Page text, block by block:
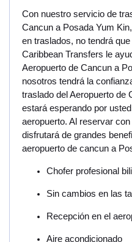
Con nuestro servicio de
Cancun a Posada Yum
en traslados, no tendrá
Caribbean Transfers le
Aeropuerto de Cancun a
nosotros tendrá la
traslado del Aeropuerto de
estará esperando por
aeropuerto. Al reservar
disfrutará de grandes
aeropuerto de cancun a
Chofer profesional
Sin cambios en las
Recepción en el
Aire acondicionado